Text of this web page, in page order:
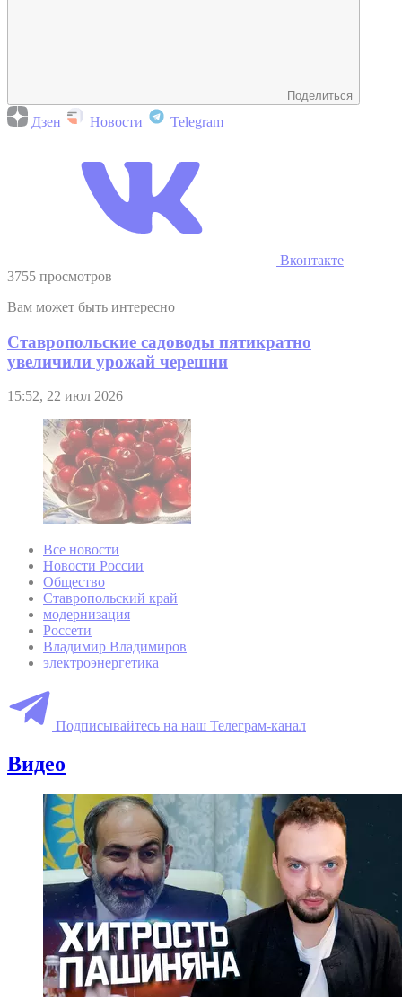
Поделиться
Дзен Новости Telegram
Вконтакте
3755 просмотров
Вам может быть интересно
Ставропольские садоводы пятикратно
увеличили урожай черешни
15:52, 22 июл 2026
Все новости
Новости России
Общество
Ставропольский край
модернизация
Россети
Владимир Владимиров
электроэнергетика
Подписывайтесь на наш Телеграм-канал
Видео